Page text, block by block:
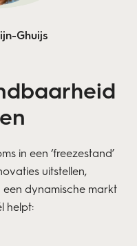
Ghuijs
in een ‘freezestand’
uitstellen,
dynamische markt
helpt: